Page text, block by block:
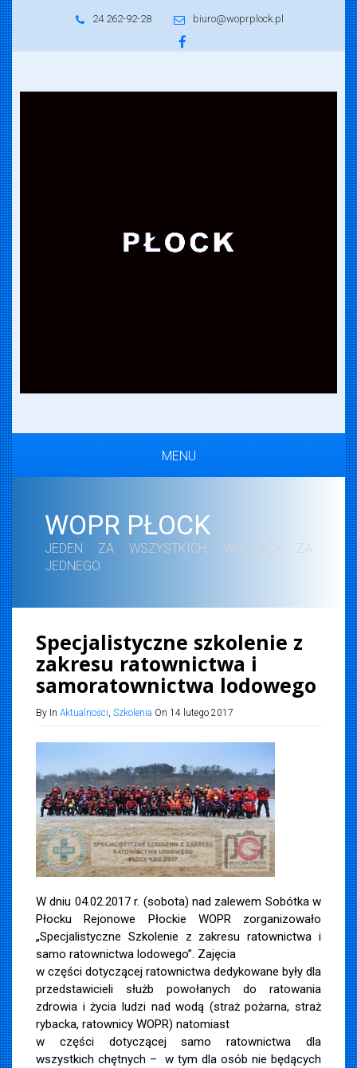
24 262-92-28 biuro@woprplock.pl
MENU
WOPR PŁOCK
JEDEN ZA WSZYSTKICH, WSZYSCY ZA
JEDNEGO.
Specjalistyczne szkolenie z
zakresu ratownictwa i
samoratownictwa lodowego
By In Aktualności, Szkolenia On 14 lutego 2017
W dniu 04.02.2017 r. (sobota) nad zalewem Sobótka w
Płocku Rejonowe Płockie WOPR zorganizowało
„Specjalistyczne Szkolenie z zakresu ratownictwa i
samo ratownictwa lodowego”. Zajęcia
w części dotyczącej ratownictwa dedykowane były dla
przedstawicieli służb powołanych do ratowania
zdrowia i życia ludzi nad wodą (straż pożarna, straż
rybacka, ratownicy WOPR) natomiast
w części dotyczącej samo ratownictwa dla
wszystkich chętnych – w tym dla osób nie będących